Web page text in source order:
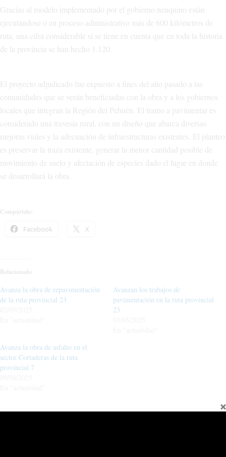
Gracias al modelo implementado por el gobierno neuquino están
ejecutándose o en proceso administrativo más de 600 kilómetros de
ruta, una cifra considerable si se tiene en cuenta que en toda la historia
de la provincia se han hecho 1.120.
El proyecto adjudicado fue expuesto a fines del año pasado a las
comunidades que se verán beneficiadas con la obra y a los gobiernos
locales que integran la Región del Pehuén. El tramo a pavimentar es
considerado una travesía rural, con un diseño que abarca diversas
mejoras viales y la adecuación de infraestructuras existentes. El planteo
es preservar la traza existente, generar la menor cantidad posible de
movimiento de suelo y afectación de especies dado el lugar en donde
se desarrollará la obra.
Compártelo:
Facebook X
Relacionado
Avanza la obra de repavimentación
de la ruta provincial 23
Avanzan los trabajos de
pavimentación en la ruta provincial
23
Avanza la obra de asfalto en el
sector Cortaderas de la ruta
provincial 7